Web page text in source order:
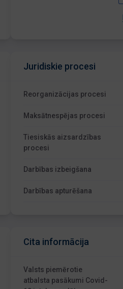
Juridiskie procesi
Reorganizācijas procesi
Maksātnespējas procesi
Tiesiskās aizsardzības
procesi
Darbības izbeigšana
Darbības apturēšana
Cita informācija
Valsts piemērotie
atbalsta pasākumi Covid-